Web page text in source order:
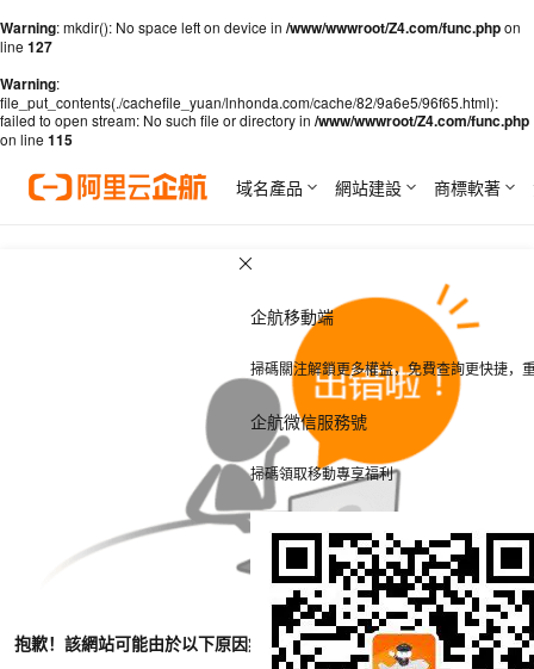
Warning: mkdir(): No space left on device in /www/wwwroot/Z4.com/func.phpon
line 127
Warning:
file_put_contents(./cachefile_yuan/lnhonda.com/cache/82/9a6e5/96f65.html):
failed to open stream: No such file or directory in /www/wwwroot/Z4.com/func.php
on line 115
域名產品 網站建設 商標軟著
企航移動端
掃碼關注解鎖更多權益，免費查詢更快捷，
企航微信服務號
掃碼領取移動專享福利
抱歉！該網站可能由於以下原因無法訪問！